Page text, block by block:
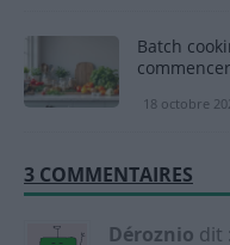
Batch
18 octobre
3 COMMENTAIRES
Déroznio dit :